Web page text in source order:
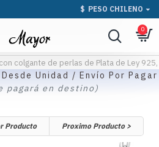
$ PESO CHILENO
0
colgante de perlas de Plata de Ley
Unidad / Envío Por Pagar
pagará en destino)
Producto Proximo Producto >